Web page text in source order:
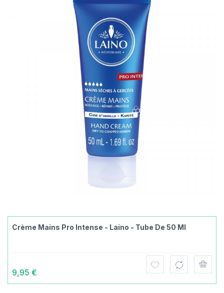
Crème Mains Pro Intense - Laino - Tube De 50 Ml
9,95 €